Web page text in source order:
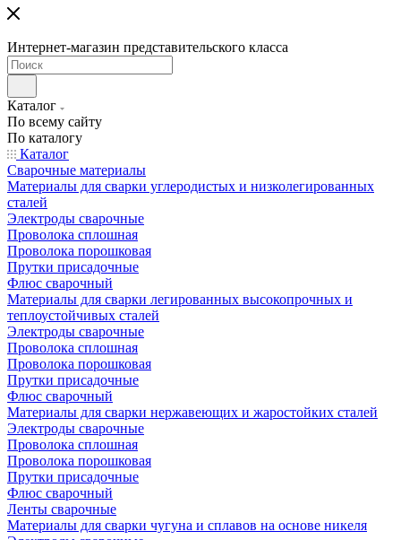
Интернет-магазин представительского класса
Каталог
По всему сайту
По каталогу
Каталог
Сварочные материалы
Материалы для сварки углеродистых и низколегированных
сталей
Электроды сварочные
Проволока сплошная
Проволока порошковая
Прутки присадочные
Флюс сварочный
Материалы для сварки легированных высокопрочных и
теплоустойчивых сталей
Электроды сварочные
Проволока сплошная
Проволока порошковая
Прутки присадочные
Флюс сварочный
Материалы для сварки нержавеющих и жаростойких сталей
Электроды сварочные
Проволока сплошная
Проволока порошковая
Прутки присадочные
Флюс сварочный
Ленты сварочные
Материалы для сварки чугуна и сплавов на основе никеля